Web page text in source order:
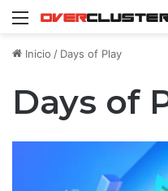
Menú
Inicio / Days of Play
Days of